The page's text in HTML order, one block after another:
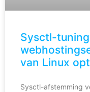
Sysctl-
van Linux
Sysctl-afstemming